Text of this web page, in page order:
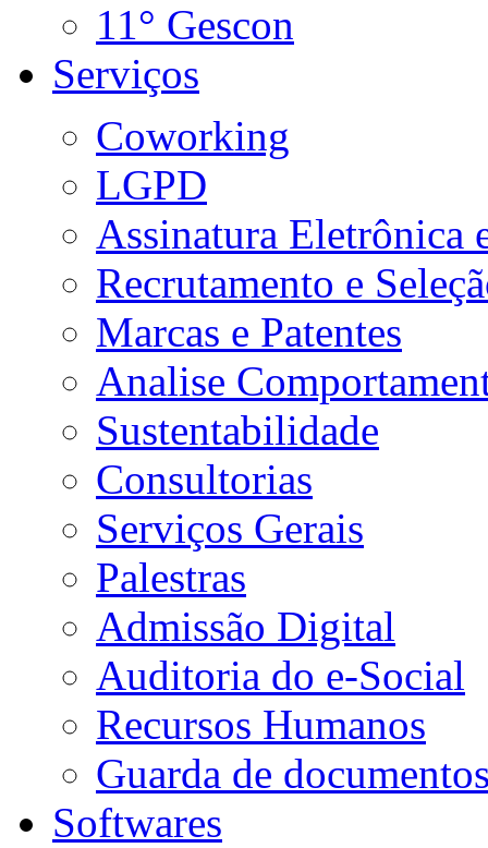
11° Gescon
Serviços
Coworking
LGPD
Assinatura Eletrônica
Recrutamento e
Marcas e Patentes
Analise
Sustentabilidade
Consultorias
Serviços Gerais
Palestras
Admissão Digital
Auditoria do e-Social
Recursos Humanos
Guarda de
Softwares